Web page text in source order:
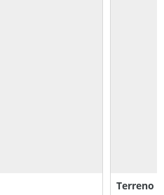
Terreno